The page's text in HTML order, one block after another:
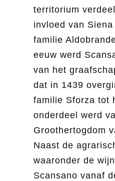
territorium
invloed van
familie
eeuw werd
van het
dat in 1439
familie Sforza tot
onderdeel werd
Groothertogdom
Naast de
waaronder de
Scansano vanaf